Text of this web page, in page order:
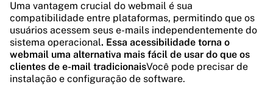
Uma vantagem crucial do webmail é sua
compatibilidade entre plataformas, permitindo que os
usuários acessem seus e-mails independentemente do
sistema operacional. Essa acessibilidade torna o
webmail uma alternativa mais fácil de usar do que os
clientes de e-mail tradicionaisVocê pode precisar de
instalação e configuração de software.